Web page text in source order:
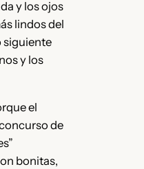
y los ojos
lindos del
siguiente
y los
el
de
bonitas,